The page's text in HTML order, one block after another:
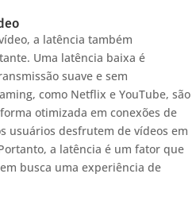
a latência também
Uma latência baixa é
suave e sem
como Netflix e YouTube, são
otimizada em conexões de
usuários desfrutem de vídeos em
a latência é um fator que
busca uma experiência de